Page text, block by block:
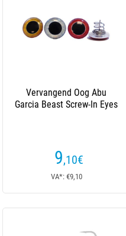
Vervangend Oog Abu
Garcia Beast Screw-In Eyes
9,10€
VA*: €9,10